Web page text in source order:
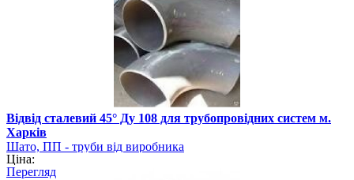
Відвід сталевий 45° Ду 108 для трубопровідних систем м.
Харків
Шато, ПП - труби від виробника
Ціна:
Перегляд